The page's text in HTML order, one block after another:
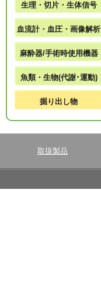
生理・切片・生体信号
血流計・血圧・画像解析
麻酔器/手術時使用機器
魚類・生物(代謝･運動)
掘り出し物
取扱製品